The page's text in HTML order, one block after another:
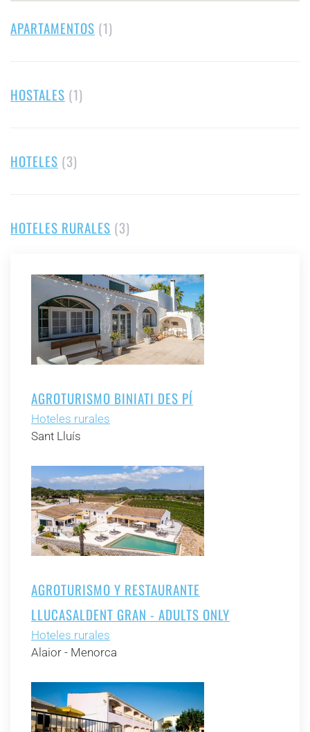
APARTAMENTOS (1)
HOSTALES (1)
HOTELES (3)
HOTELES RURALES (3)
AGROTURISMO BINIATI DES PÍ
Hoteles rurales
Sant Lluís
AGROTURISMO Y RESTAURANTE
LLUCASALDENT GRAN - ADULTS ONLY
Hoteles rurales
Alaior - Menorca